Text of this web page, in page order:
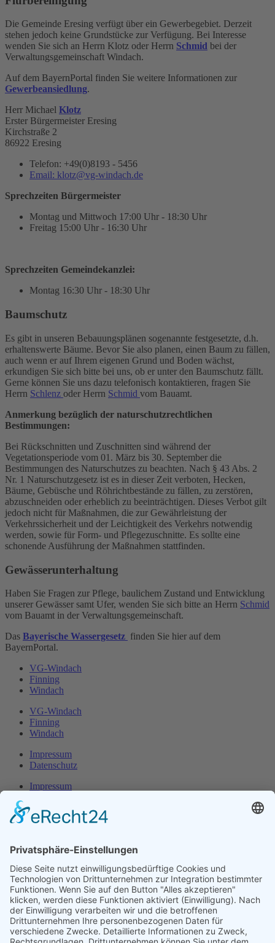
Die Gemeinde Eresing verfügt über ein Gewerbegebiet. Derzeit
stehen jedoch keine Grundstücke zur Verfügung. Bei Interesse
wenden Sie sich an Herrn Klotz oder Herrn Schmid bei der
Verwaltungsgemeinschaft Windach.
Auf dem BayernPortal finden Sie weitere Informationen zur
Gewerbeansiedlung.
Herr Michael Klotz
Erster Bürgermeister Eresing
Kirchstraße 2
86922 Eresing
Telefon: +49(0)8193 - 5456
Email: klotz@vg-windach.de
Sprechzeiten Bürgermeister
Montag und Mittwoch 17:00 Uhr - 18:30 Uhr
Freitag 15:00 Uhr - 16:30 Uhr
Sprechzeiten Gemeindekanzlei:
Montag 16:30 Uhr - 18:30 Uhr
Baumschutz
Es gibt in unseren Bebauungsplänen sogenannte festgesetzte, d.h.
erhaltenswerte Bäume. Bevor Sie also planen, einen Baum zu fällen,
auch wenn er auf Ihrem eigenen Grund und Boden wächst,
erkundigen Sie sich bitte bei uns, ob er unter den Baumschutz fällt.
Gerne können Sie uns dazu telefonisch kontaktieren, fragen Sie
Herrn Schlenz oder Herrn Schmid vom Bauamt.
Anmerkung bezüglich der naturschutzrechtlichen
Bestimmungen:
Bei Rückschnitten und Zuschnitten sind während der
Vegetationsperiode vom 01. März bis 30. September die
Bestimmungen des Naturschutzes zu beachten. Nach § 43 Abs. 2
Nr. 1 Naturschutzgesetz ist es in dieser Zeit verboten, Hecken,
Bäume, Gebüsche und Röhrichtbestände zu fällen, zu zerstören,
abzuschneiden oder erheblich zu beeinträchtigen. Dieses Verbot gilt
jedoch nicht für Maßnahmen, die zur Gewährleistung der
Verkehrssicherheit und der Leichtigkeit des Verkehrs notwendig
werden, sowie für Form- und Pflegezuschnitte. Es sollte eine
schonende Ausführung der Maßnahmen stattfinden.
Gewässerunterhaltung
Haben Sie Fragen zur Pflege, baulichem Zustand und Entwicklung
unserer Gewässer samt Ufer, wenden Sie sich bitte an Herrn Schmid
vom Bauamt in der Verwaltungsgemeinschaft.
Das Bayerische Wassergesetz finden Sie hier auf dem
BayernPortal.
VG-Windach
Finning
Windach
VG-Windach
Finning
Windach
Impressum
Datenschutz
Impressum
Erster Bürgermeister Eresing
86922 Eresing
Telefon:+49(0)8193 - 5456
Email:klotz@vg-windach.de
Sprechzeiten Bürgermeister